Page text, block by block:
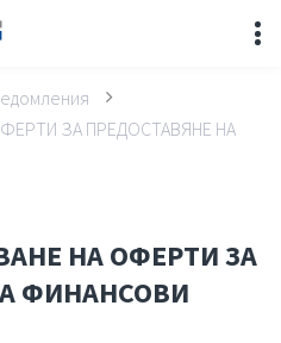
ЗА ПРЕДОСТАВЯНЕ НА
НА ОФЕРТИ ЗА
ФИНАНСОВИ